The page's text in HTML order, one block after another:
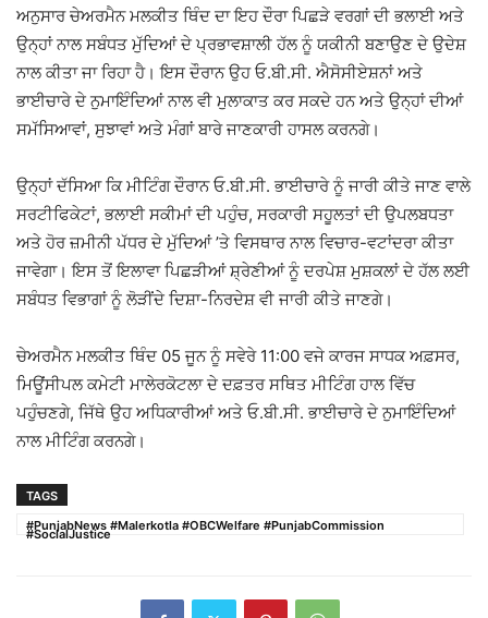
ਅਨੁਸਾਰ ਚੇਅਰਮੈਨ ਮਲਕੀਤ ਥਿੰਦ ਦਾ ਇਹ ਦੌਰਾ ਪਿਛੜੇ ਵਰਗਾਂ ਦੀ ਭਲਾਈ ਅਤੇ
ਉਨ੍ਹਾਂ ਨਾਲ ਸਬੰਧਤ ਮੁੱਦਿਆਂ ਦੇ ਪ੍ਰਭਾਵਸ਼ਾਲੀ ਹੱਲ ਨੂੰ ਯਕੀਨੀ ਬਣਾਉਣ ਦੇ ਉਦੇਸ਼
ਨਾਲ ਕੀਤਾ ਜਾ ਰਿਹਾ ਹੈ। ਇਸ ਦੌਰਾਨ ਉਹ ਓ.ਬੀ.ਸੀ. ਐਸੋਸੀਏਸ਼ਨਾਂ ਅਤੇ
ਭਾਈਚਾਰੇ ਦੇ ਨੁਮਾਇੰਦਿਆਂ ਨਾਲ ਵੀ ਮੁਲਾਕਾਤ ਕਰ ਸਕਦੇ ਹਨ ਅਤੇ ਉਨ੍ਹਾਂ ਦੀਆਂ
ਸਮੱਸਿਆਵਾਂ, ਸੁਝਾਵਾਂ ਅਤੇ ਮੰਗਾਂ ਬਾਰੇ ਜਾਣਕਾਰੀ ਹਾਸਲ ਕਰਨਗੇ।
ਉਨ੍ਹਾਂ ਦੱਸਿਆ ਕਿ ਮੀਟਿੰਗ ਦੌਰਾਨ ਓ.ਬੀ.ਸੀ. ਭਾਈਚਾਰੇ ਨੂੰ ਜਾਰੀ ਕੀਤੇ ਜਾਣ ਵਾਲੇ
ਸਰਟੀਫਿਕੇਟਾਂ, ਭਲਾਈ ਸਕੀਮਾਂ ਦੀ ਪਹੁੰਚ, ਸਰਕਾਰੀ ਸਹੂਲਤਾਂ ਦੀ ਉਪਲਬਧਤਾ
ਅਤੇ ਹੋਰ ਜ਼ਮੀਨੀ ਪੱਧਰ ਦੇ ਮੁੱਦਿਆਂ ’ਤੇ ਵਿਸਥਾਰ ਨਾਲ ਵਿਚਾਰ-ਵਟਾਂਦਰਾ ਕੀਤਾ
ਜਾਵੇਗਾ। ਇਸ ਤੋਂ ਇਲਾਵਾ ਪਿਛੜੀਆਂ ਸ਼੍ਰੇਣੀਆਂ ਨੂੰ ਦਰਪੇਸ਼ ਮੁਸ਼ਕਲਾਂ ਦੇ ਹੱਲ ਲਈ
ਸਬੰਧਤ ਵਿਭਾਗਾਂ ਨੂੰ ਲੋੜੀਂਦੇ ਦਿਸ਼ਾ-ਨਿਰਦੇਸ਼ ਵੀ ਜਾਰੀ ਕੀਤੇ ਜਾਣਗੇ।
ਚੇਅਰਮੈਨ ਮਲਕੀਤ ਥਿੰਦ 05 ਜੂਨ ਨੂੰ ਸਵੇਰੇ 11:00 ਵਜੇ ਕਾਰਜ ਸਾਧਕ ਅਫ਼ਸਰ,
ਮਿਊਂਸੀਪਲ ਕਮੇਟੀ ਮਾਲੇਰਕੋਟਲਾ ਦੇ ਦਫ਼ਤਰ ਸਥਿਤ ਮੀਟਿੰਗ ਹਾਲ ਵਿੱਚ
ਪਹੁੰਚਣਗੇ, ਜਿੱਥੇ ਉਹ ਅਧਿਕਾਰੀਆਂ ਅਤੇ ਓ.ਬੀ.ਸੀ. ਭਾਈਚਾਰੇ ਦੇ ਨੁਮਾਇੰਦਿਆਂ
ਨਾਲ ਮੀਟਿੰਗ ਕਰਨਗੇ।
TAGS
#PunjabNews #Malerkotla #OBCWelfare #PunjabCommission
#SocialJustice